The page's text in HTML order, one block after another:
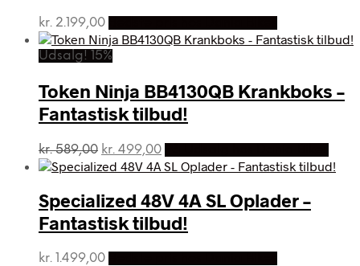
kr. 2.199,00
Udsalg! 15%
Token Ninja BB4130QB Krankboks –
Fantastisk tilbud!
kr.589,00 Den
oprindelige
var:
kr. 589,00.
kr. 499,00Den
aktuelle
er:
kr. 499,00.
Specialized 48V 4A SL Oplader –
Fantastisk tilbud!
kr. 1.499,00